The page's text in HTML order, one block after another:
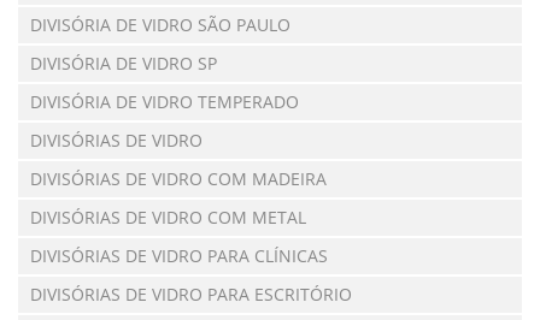
DIVISÓRIA DE VIDRO SÃO PAULO
DIVISÓRIA DE VIDRO SP
DIVISÓRIA DE VIDRO TEMPERADO
DIVISÓRIAS DE VIDRO
DIVISÓRIAS DE VIDRO COM MADEIRA
DIVISÓRIAS DE VIDRO COM METAL
DIVISÓRIAS DE VIDRO PARA CLÍNICAS
DIVISÓRIAS DE VIDRO PARA ESCRITÓRIO